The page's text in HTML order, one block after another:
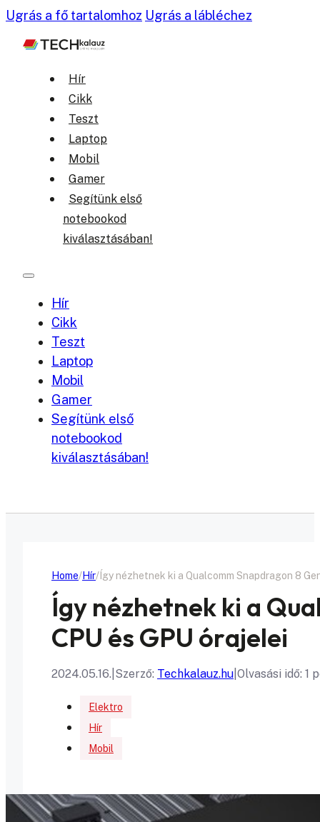
Ugrás a fő tartalomhoz Ugrás a lábléchez
Hír
Cikk
Teszt
Laptop
Mobil
Gamer
Segítünk első
notebookod
kiválasztásában!
Hír
Cikk
Teszt
Laptop
Mobil
Gamer
Segítünk első
notebookod
kiválasztásában!
Home Hír Így nézhetnek ki a Qualcomm Snapdragon 8
Így nézhetnek ki a
CPU és GPU órajelei
2024.05.16. Szerző: Techkalauz.hu Olvasási idő: 1
Elektro
Hír
Mobil